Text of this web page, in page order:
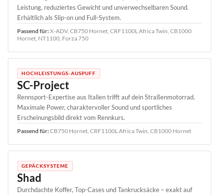
Leistung, reduziertes Gewicht und unverwechselbaren Sound.
Erhältlich als Slip-on und Full-System.
Passend für:X-ADV, CB750 Hornet, CRF1100L Africa Twin, CB1000
Hornet, NT1100, Forza 750
HOCHLEISTUNGS-AUSPUFF
SC-Project
Rennsport-Expertise aus Italien trifft auf dein Straßenmotorrad.
Maximale Power, charaktervoller Sound und sportliches
Erscheinungsbild direkt vom Rennkurs.
Passend für:CB750 Hornet, CRF1100L Africa Twin, CB1000 Hornet
GEPÄCKSYSTEME
Shad
Durchdachte Koffer, Top-Cases und Tankrucksäcke – exakt auf